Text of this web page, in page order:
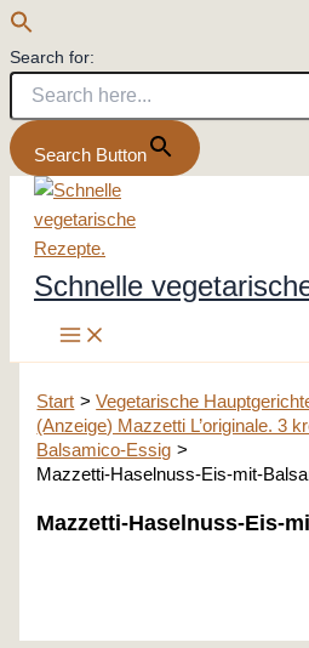
Search for:
Search Button
Zum
Inhalt
springen
Schnelle
Start
Vegetarische
(Anzeige) Mazzetti L’originale. 3
Balsamico-Essig
Mazzetti-Haselnuss-Eis-mit-
Mazzetti-Haselnuss-Eis-